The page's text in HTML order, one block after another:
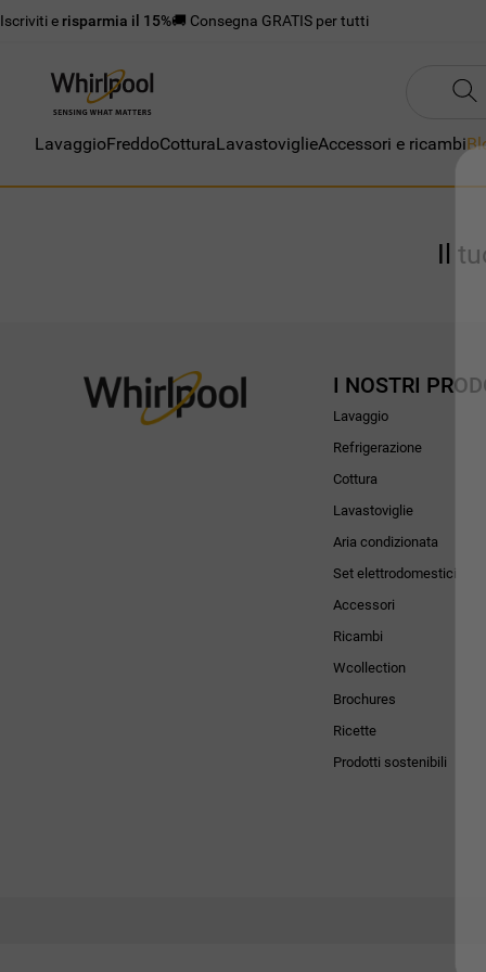
Iscriviti e risparmia il 15%🚚 Consegna GRATIS per tutti
LavaggioFreddoCotturaLavastoviglieAccessori e ricambi
Il
I NOSTRI
Lavaggio
Refrigerazione
Cottura
Lavastoviglie
Aria condizionata
Set elettrodomestici
Accessori
Ricambi
Wcollection
Brochures
Ricette
Prodotti sostenibili